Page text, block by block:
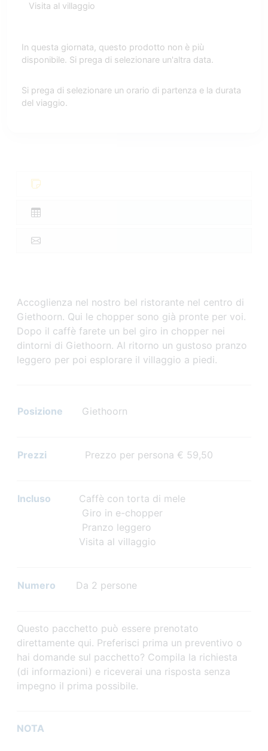
Visita al villaggio
In questa giornata, questo prodotto non è più
disponibile. Si prega di selezionare un'altra data.
Si prega di selezionare un orario di partenza e la durata
del viaggio.
Accoglienza nel nostro bel ristorante nel centro di
Giethoorn. Qui le chopper sono già pronte per voi.
Dopo il caffè farete un bel giro in chopper nei
dintorni di Giethoorn. Al ritorno un gustoso pranzo
leggero per poi esplorare il villaggio a piedi.
Posizione Giethoorn
Prezzi Prezzo per persona € 59,50
Incluso
Caffè con torta di mele
Giro in e-chopper
Pranzo leggero
Visita al villaggio
Numero Da 2 persone
Questo pacchetto può essere prenotato
direttamente qui. Preferisci prima un preventivo o
hai domande sul pacchetto? Compila la richiesta
(di informazioni) e riceverai una risposta senza
impegno il prima possibile.
NOTA